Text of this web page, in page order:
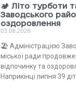
🏕 Літо турботи
Заводського
оздоровлення
03.08.2026
🏖 Адміністрацією
міської ради
відпочинку та
Наприкінці липня 39